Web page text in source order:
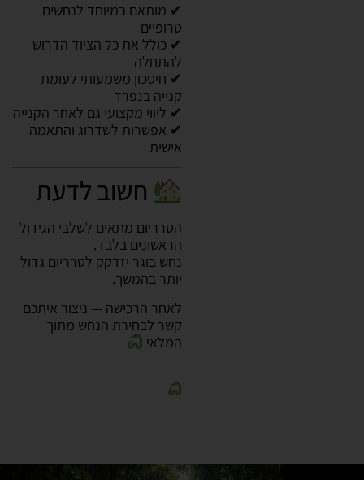
✔ מותאם במיוחד לנחשים
טרופיים
✔ כולל את כל הציוד הדרוש
להתחלה
✔ חיסכון משמעותי לעומת
קנייה בנפרד
✔ ליווי מקצועי גם לאחר הקנייה
✔ אפשרות לשדרוג והתאמה
אישית
חשוב לדעת
הטרריום מתאים לשלבי הגידול
הראשונים בלבד.
נחש בוגר יזדקק לטרריום גדול
יותר בהמשך.
לאחר הרכישה — ניצור איתכם
קשר לבחירת הנחש מתוך
המלאי